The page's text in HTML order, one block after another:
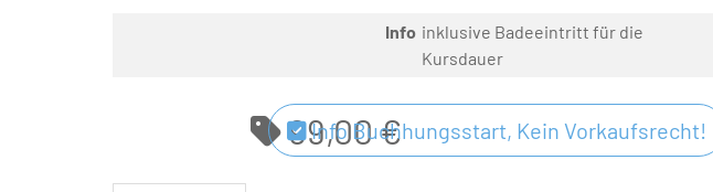
Info inklusive Badeeintritt für die
Kursdauer
99,00 €
Info Buchhungsstart, Kein Vorkaufsrecht!